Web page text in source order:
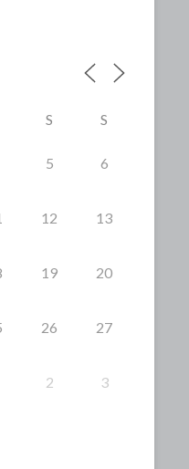
S S
5 6
12 13
19 20
26 27
2 3